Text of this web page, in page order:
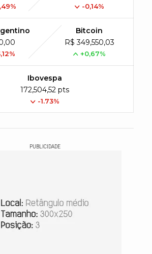
-0,14%
Bitcoin
R$ 349,550,03
+0,67%
Ibovespa
172,504,52 pts
-1.73%
PUBLICIDADE